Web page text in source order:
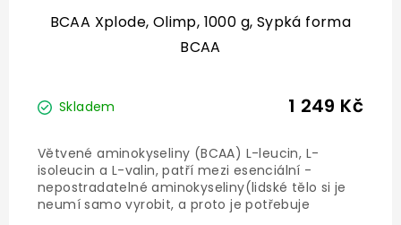
BCAA Xplode, Olimp, 1000 g, Sypká forma
BCAA
Skladem 1 249 Kč
Větvené aminokyseliny (BCAA) L-leucin, L-
isoleucin a L-valin, patří mezi esenciální -
nepostradatelné aminokyseliny(lidské tělo si je
neumí samo vyrobit, a proto je potřebuje